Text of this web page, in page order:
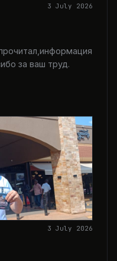
3 July 2026
за ваш труд.
3 July 2026